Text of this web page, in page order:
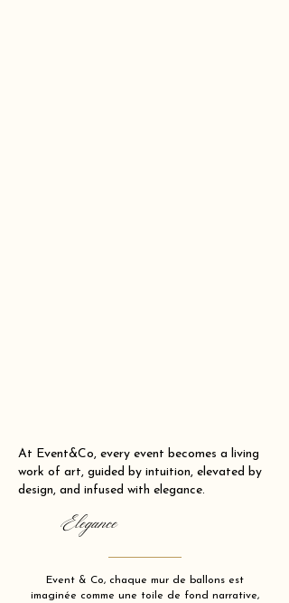
At Event&Co, every event becomes a living
work of art, guided by intuition, elevated by
design, and infused with elegance.
Elegance
Event & Co, chaque mur de ballons est
imaginée comme une toile de fond narrative,